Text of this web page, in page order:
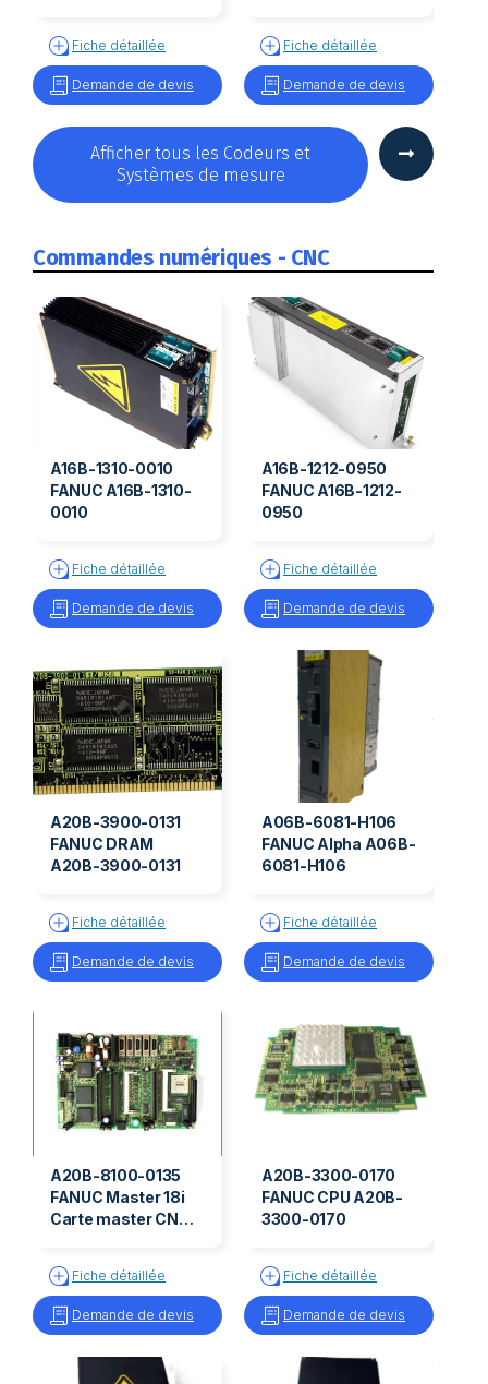
T643#L240R0
Fiche détaillée
Demande de devis
Fiche détaillée
Demande de devis
Afficher tous les Codeurs et
Systèmes de mesure
Commandes numériques - CNC
A16B-1310-0010
FANUC A16B-1310-
0010
Fiche détaillée
Demande de devis
A16B-1212-0950
FANUC A16B-1212-
0950
Fiche détaillée
Demande de devis
A20B-3900-0131
FANUC DRAM
A20B-3900-0131
Fiche détaillée
Demande de devis
A06B-6081-H106
FANUC Alpha A06B-
6081-H106
Fiche détaillée
Demande de devis
A20B-8100-0135
FANUC Master 18i
Carte master CN
système 18i A20B-
8100-0135
Fiche détaillée
Demande de devis
A20B-3300-0170
FANUC CPU A20B-
3300-0170
Fiche détaillée
Demande de devis